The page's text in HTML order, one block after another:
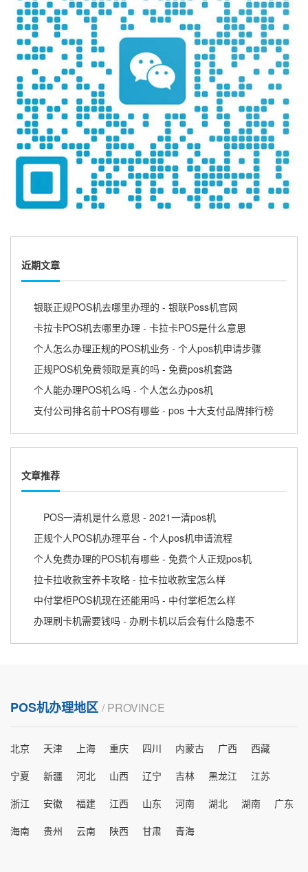
近期文章
银联正规POS机去哪里办理的 - 银联Poss机官网
卡拉卡POS机去哪里办理 - 卡拉卡POS是什么意思
个人怎么办理正规的POS机业务 - 个人pos机申请步骤
正规POS机免费领取是真的吗 - 免费pos机套路
个人能办理POS机么吗 - 个人怎么办pos机
支付公司排名前十POS有哪些 - pos 十大支付品牌排行榜
文章推荐
POS一清机是什么意思 - 2021一清pos机
正规个人POS机办理平台 - 个人pos机申请流程
个人免费办理的POS机有哪些 - 免费个人正规pos机
拉卡拉收款宝养卡攻略 - 拉卡拉收款宝怎么样
中付掌柜POS机现在还能用吗 - 中付掌柜怎么样
办理刷卡机需要钱吗 - 办刷卡机以后会有什么隐患不
POS机办理地区 / PROVINCE
北京 天津 上海 重庆 四川 内蒙古 广西
西藏
宁夏
新疆 河北 山西 辽宁 吉林 黑龙江
江苏
浙江
安徽 福建 江西 山东 河南 湖北 湖南
广东
海南
贵州 云南 陕西 甘肃 青海